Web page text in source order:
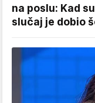
na poslu: Kad
slučaj je dobio